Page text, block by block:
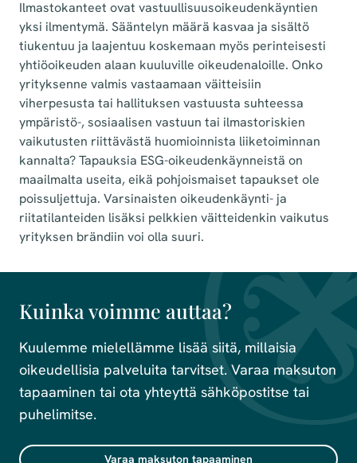
Ilmastokanteet ovat vastuullisuusoikeudenkäyntien
yksi ilmentymä. Sääntelyn määrä kasvaa ja sisältö
tiukentuu ja laajentuu koskemaan myös perinteisesti
yhtiöoikeuden alaan kuuluville oikeudenaloille. Onko
yrityksenne valmis vastaamaan väitteisiin
viherpesusta tai hallituksen vastuusta suhteessa
ympäristö-, sosiaalisen vastuun tai ilmastoriskien
vaikutusten riittävästä huomioinnista liiketoiminnan
kannalta? Tapauksia ESG-oikeudenkäynneistä on
maailmalta useita, eikä pohjoismaiset tapaukset ole
poissuljettuja. Varsinaisten oikeudenkäynti- ja
riitatilanteiden lisäksi pelkkien väitteidenkin vaikutus
yrityksen brändiin voi olla suuri.
Kuinka voimme auttaa?
Kuulemme mielellämme lisää siitä, millaisia
oikeudellisia palveluita tarvitset. Varaa maksuton
tapaaminen tai ota yhteyttä sähköpostitse tai
puhelimitse.
Varaa maksuton tapaaminen